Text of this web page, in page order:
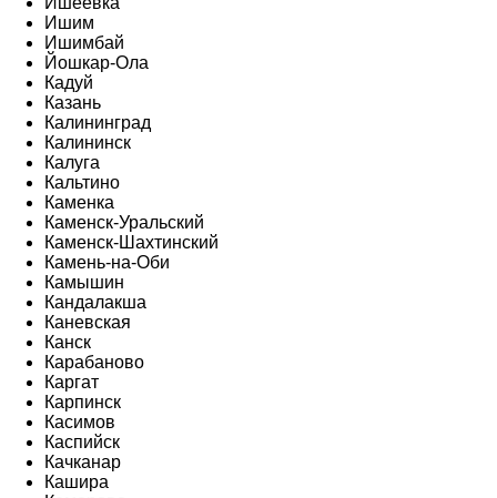
Ишим
Ишимбай
Йошкар-Ола
Кадуй
Казань
Калининград
Калининск
Калуга
Кальтино
Каменка
Каменск-Уральский
Каменск-Шахтинский
Камень-на-Оби
Камышин
Кандалакша
Каневская
Канск
Карабаново
Каргат
Карпинск
Касимов
Каспийск
Качканар
Кашира